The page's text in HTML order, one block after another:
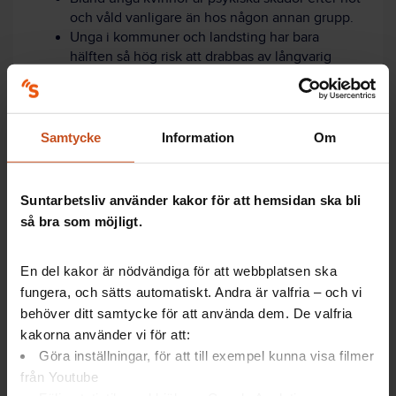
Samtycke Information Om
Suntarbetsliv använder kakor för att hemsidan ska bli
så bra som möjligt.
En del kakor är nödvändiga för att webbplatsen ska
fungera, och sätts automatiskt. Andra är valfria – och vi
behöver ditt samtycke för att använda dem. De valfria
kakorna använder vi för att:
Göra inställningar, för att till exempel kunna visa filmer
från Youtube
och våld vanligare än hos någon annan grupp.
Unga i kommuner och landsting har bara
hälften så hög risk att drabbas av långvarig
Psykiatriska diagnoser är den vanligaste
orsaken till långvarig sjukfrånvaro hos unga.
Sjuksköterskor och barnmorskor har den
Arbetsolycksfall
30–64 år.
Restaurang och storkök är den yrkesgrupp som
har störst risk för skador bland unga kvinnor i
kommuner och landsting. Även för män är
risken något högre när de jobbar där.
Skador på händer och fingrar är vanligast bland